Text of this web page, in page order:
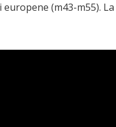
(m43-m55).